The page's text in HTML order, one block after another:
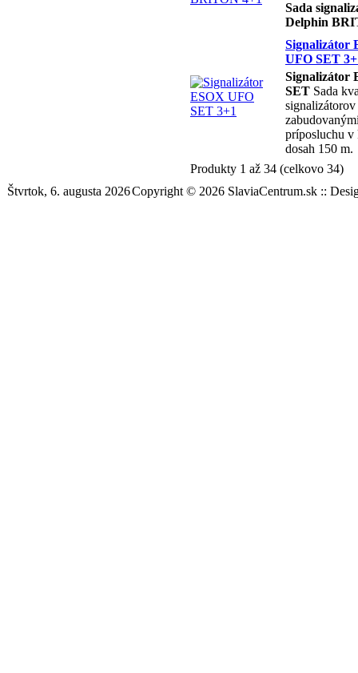
Sada
Delphin
Signalizátor
UFO SET
Signalizátor
SET Sada
signalizátorov
príposluchu
dosah 150 m.
Produkty 1 až 34 (celkovo 34)
Štvrtok, 6. augusta 2026Copyright © 2026 SlaviaCentrum.sk ::